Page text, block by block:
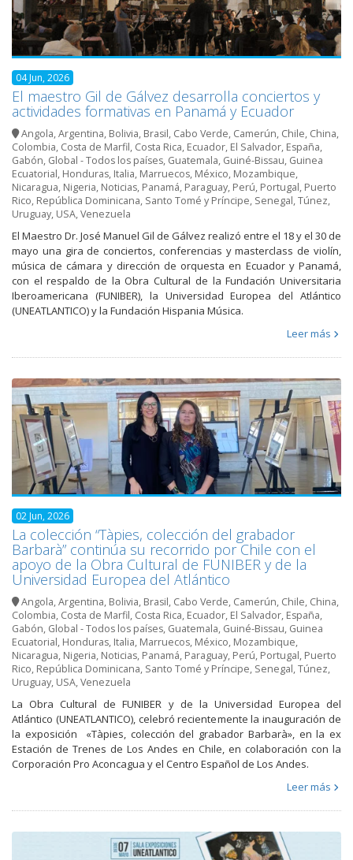
04 Jun, 2026
El maestro Gil de Gálvez desarrolla conciertos y
actividades formativas en Panamá y Ecuador
Angola,Argentina, Bolivia, Brasil, Cabo Verde, Camerún, Chile, China,
Colombia, Costa de Marfil, Costa Rica, Ecuador, El Salvador, España,
Gabón, Global - Todos los países, Guatemala, Guiné-Bissau, Guinea
Ecuatorial, Honduras, Italia, Marruecos, México, Mozambique,
Nicaragua, Nigeria, Noticias, Panamá, Paraguay, Perú, Portugal, Puerto
Rico, República Dominicana, Santo Tomé y Príncipe, Senegal,Túnez,
Uruguay, USA,Venezuela
El Maestro Dr. José Manuel Gil de Gálvez realizó entre el 18 y el 30 de
mayo una gira de conciertos, conferencias y masterclass de violín,
música de cámara y dirección de orquesta en Ecuador y Panamá,
con el respaldo de la Obra Cultural de la Fundación Universitaria
Iberoamericana (FUNIBER), la Universidad Europea del Atlántico
(UNEATLANTICO) y la Fundación Hispania Música.
Leer más
02 Jun, 2026
La colección “Tàpies, colección del grabador
Barbarà” continúa su recorrido por Chile con el
apoyo de la Obra Cultural de FUNIBER y de la
Universidad Europea del Atlántico
Angola,Argentina, Bolivia, Brasil, Cabo Verde, Camerún, Chile, China,
Colombia, Costa de Marfil, Costa Rica, Ecuador, El Salvador, España,
Gabón, Global - Todos los países, Guatemala, Guiné-Bissau, Guinea
Ecuatorial, Honduras, Italia, Marruecos, México, Mozambique,
Nicaragua, Nigeria, Noticias, Panamá, Paraguay, Perú, Portugal, Puerto
Rico, República Dominicana, Santo Tomé y Príncipe, Senegal,Túnez,
Uruguay, USA,Venezuela
La Obra Cultural de FUNIBER y de la Universidad Europea del
Atlántico (UNEATLANTICO), celebró recientemente la inauguración de
la exposición «Tàpies, colección del grabador Barbarà», en la ex
Estación de Trenes de Los Andes en Chile, en colaboración con la
Corporación Pro Aconcagua y el Centro Español de Los Andes.
Leer más